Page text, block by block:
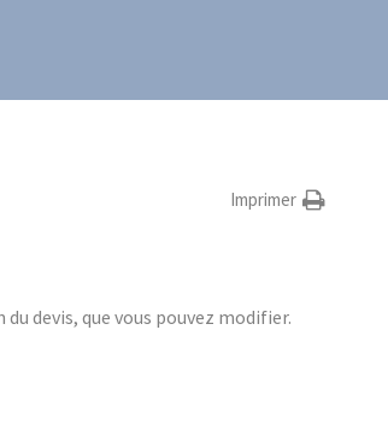
Imprimer
devis, que vous pouvez modifier.